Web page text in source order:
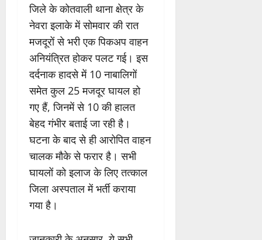
जिले के कोतवाली थाना क्षेत्र के
नेवरा इलाके में सोमवार की रात
मजदूरों से भरी एक पिकअप वाहन
अनियंत्रित होकर पलट गई। इस
दर्दनाक हादसे में 10 नाबालिगों
समेत कुल 25 मजदूर घायल हो
गए हैं, जिनमें से 10 की हालत
बेहद गंभीर बताई जा रही है।
घटना के बाद से ही आरोपित वाहन
चालक मौके से फरार है। सभी
घायलों को इलाज के लिए तत्काल
जिला अस्पताल में भर्ती कराया
गया है।